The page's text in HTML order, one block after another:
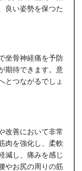
良い姿勢を保つた
坐骨神経痛を予防
期待できます。意
とつながるでしょ
改善において非常
肉を強化し、柔軟
減し、痛みを感じ
やお尻の周りの筋